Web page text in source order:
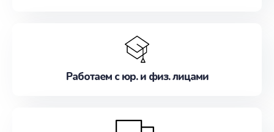
Работаем с юр. и физ. лицами